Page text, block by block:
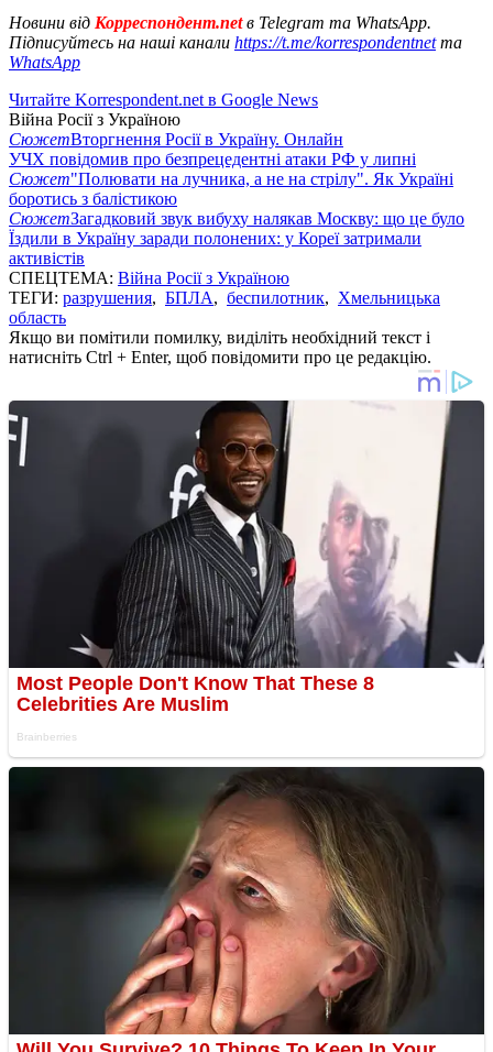
Новини від Корреспондент.netв Telegram та WhatsApp.
Підписуйтесь на наші канали https://t.me/korrespondentnetта
WhatsApp
Читайте Korrespondent.net в Google News
Війна Росії з Україною
СюжетВторгнення Росії в Україну. Онлайн
УЧХ повідомив про безпрецедентні атаки РФ у липні
Сюжет"Полювати на лучника, а не на стрілу". Як Україні
боротись з балістикою
СюжетЗагадковий звук вибуху налякав Москву: що це було
Їздили в Україну заради полонених: у Кореї затримали
активістів
СПЕЦТЕМА: Війна Росії з Україною
ТЕГИ: разрушения, БПЛА, беспилотник, Хмельницька
область
Якщо ви помітили помилку, виділіть необхідний текст і
натисніть Ctrl + Enter, щоб повідомити про це редакцію.